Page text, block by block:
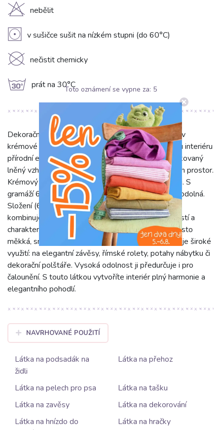
H nebělit
V v sušičce sušit na nízkém stupni (do 60°C)
K nečistit chemicky
g prát na 30°C
Dekorační látka jacquard LINEN LOOK Granville lin v
krémové barvě s proužkovým vzorem dodá vašemu interiéru
přírodní eleganci. Její žakárová vazba vytváří sofistikovaný
lněný vzhled, který se hodí do moderních i klasických prostor.
Krémový odstín navozuje pocit klidu a nadčasovosti. S
gramáží 650 g/m2 je tato látka výjimečně pevná a odolná.
Složení (62% bavlna, 10% polyester, 28% CHAN)
kombinuje příjemný omak bavlny s dlouhou životností a
charakteristickou lněnou texturou. Je robustní, a přesto
měkká, snadno udržovatelná. Šířka 150 cm umožňuje široké
využití: na elegantní závěsy, římské rolety, potahy nábytku či
dekorační polštáře. Vysoká odolnost ji předurčuje i pro
čalounění. S touto látkou vytvoříte interiér plný harmonie a
elegantního pohodlí.
NAVRHOVANÉ POUŽITÍ
Látka na podsadák na
židli
Látka na přehoz
Látka na pelech pro psa
Látka na tašku
Látka na zavěsy
Látka na dekorování
Látka na hnízdo do
Látka na hračky
Toto oznámení se vypne za: 5